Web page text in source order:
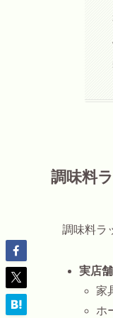
調味料
調味料ラ
実店舗
家
ホ